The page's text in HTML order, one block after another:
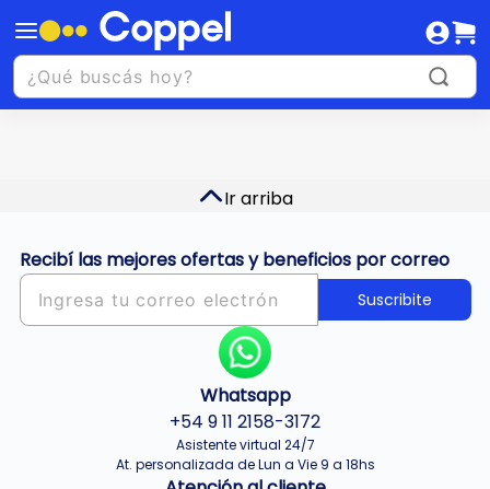
Ir arriba
Recibí las mejores ofertas y beneficios por correo
Suscribite
Whatsapp
+54 9 11 2158-3172
Asistente virtual 24/7
At. personalizada de Lun a Vie 9 a 18hs